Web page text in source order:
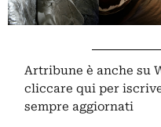
Artribune è anche su
cliccare qui per
sempre aggiornati